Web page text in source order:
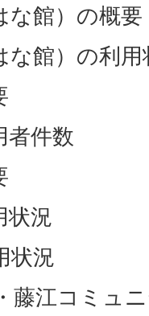
な館）の概要
な館）の利用
者件数
状況
状況
藤江コミュ